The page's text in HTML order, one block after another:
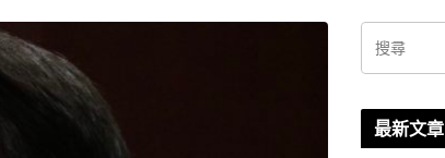
最新文章